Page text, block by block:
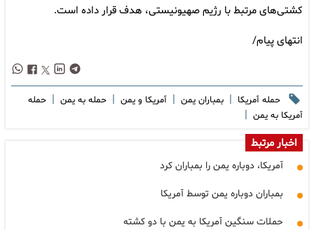
کشتی‌های مرتبط با رژیم صهیونیستی، هدف قرار داده است.
انتهای پیام/
حمله آمریکا | بمباران یمن | آمریکا و یمن | حمله به یمن | حمله
آمریکا به یمن |
اخبار مرتبط
آمریکا، دوباره یمن را بمباران کرد
بمباران دوباره یمن توسط آمریکا
حملات سنگین آمریکا به یمن با دو کشته